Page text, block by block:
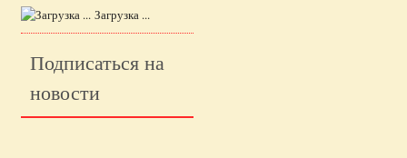
Загрузка ...
Подписаться на
новости